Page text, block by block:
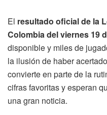
El resultado oficial de la
Colombia del viernes 19
disponible y miles de
la ilusión de haber
convierte en parte de la
cifras favoritas y esperan
una gran noticia.